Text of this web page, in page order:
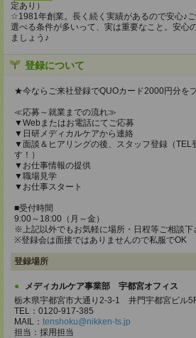
定あり）
☆1981年創業。長く続く実績があるので安心♪
選べる条件が多いって、実は重要なこと。安心
ましょう♪
登録について
★今ならご来社登録でQUOカード2000円分を
≪応募～就業までの流れ≫
▼Webまたはお電話にてご応募
▼日研メディカルケアから連絡
▼面談＆ヒアリングの後、スタッフ登録（TEL
す！）
▼お仕事情報の提供
▼職場見学
▼お仕事スタート
■受付時間
9:00～18:00（月～金）
※上記以外でもお気軽に場所・日程等ご相談下
※登録会は面接ではありませんので私服でOK
登録場所
メディカルケア事業部 宇都宮オフィス
栃木県宇都宮市大通り2-3-1 井門宇都宮ビル
TEL：0120-917-385
MAIL： tenshoku@nikken-ts.jp
担当：採用担当